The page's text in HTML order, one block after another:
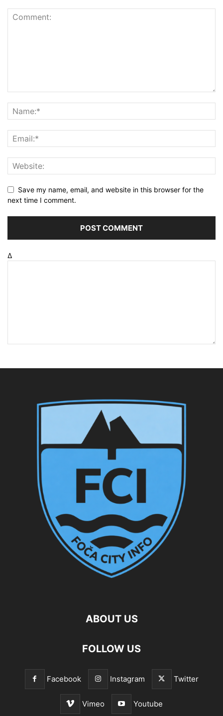
Save my name, email, and website in this browser for the
next time I comment.
Δ
ABOUT US
FOLLOW US
Facebook Instagram Twitter
Vimeo Youtube